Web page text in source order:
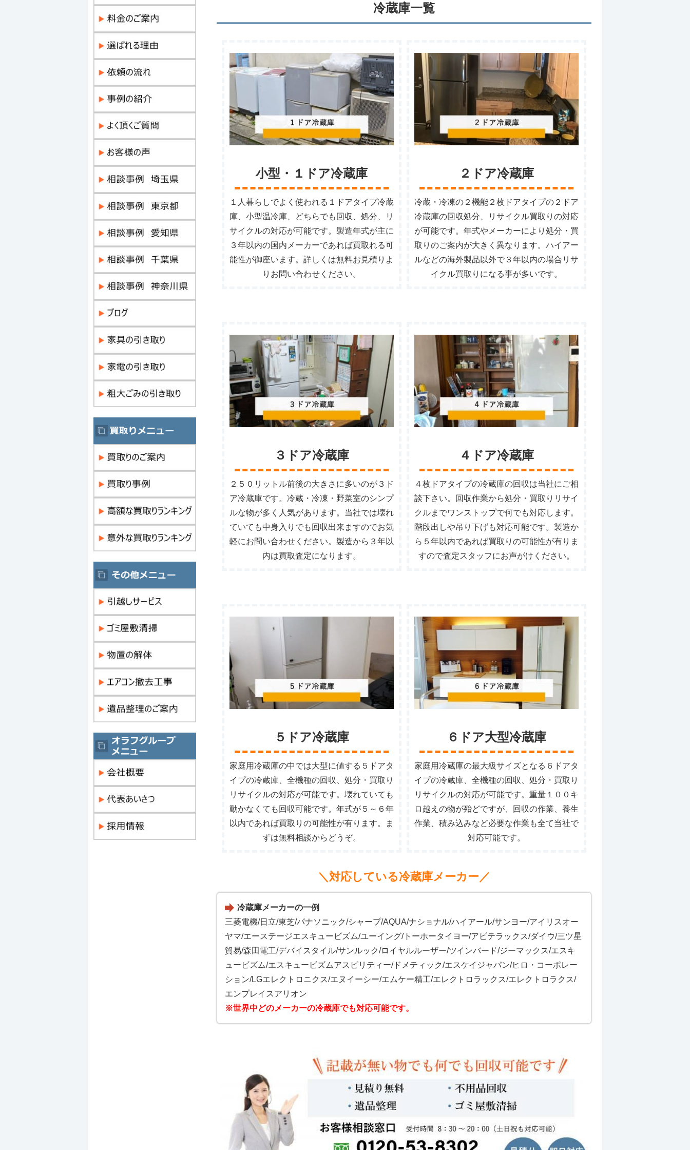
冷蔵庫一覧
小型・１ドア冷蔵庫
１人暮らしでよく使われる１ドアタイプ冷蔵
庫、小型温冷庫、どちらでも回収、処分、リ
サイクルの対応が可能です。製造年式が主に
３年以内の国内メーカーであれば買取れる可
能性が御座います。詳しくは無料お見積りよ
りお問い合わせください。
２ドア冷蔵庫
冷蔵・冷凍の２機能２枚ドアタイプの２ドア
冷蔵庫の回収処分、リサイクル買取りの対応
が可能です。年式やメーカーにより処分・買
取りのご案内が大きく異なります。ハイアー
ルなどの海外製品以外で３年以内の場合リサ
イクル買取りになる事が多いです。
３ドア冷蔵庫
２５０リットル前後の大きさに多いのが３ド
ア冷蔵庫です。冷蔵・冷凍・野菜室のシンプ
ルな物が多く人気があります。当社では壊れ
ていても中身入りでも回収出来ますのでお気
軽にお問い合わせください。製造から３年以
内は買取査定になります。
４ドア冷蔵庫
４枚ドアタイプの冷蔵庫の回収は当社にご相
談下さい。回収作業から処分・買取りリサイ
クルまでワンストップで何でも対応します。
階段出しや吊り下げも対応可能です。製造か
ら５年以内であれば買取りの可能性が有りま
すので査定スタッフにお声がけください。
５ドア冷蔵庫
家庭用冷蔵庫の中では大型に値する５ドアタ
イプの冷蔵庫、全機種の回収、処分・買取り
リサイクルの対応が可能です。壊れていても
動かなくても回収可能です。年式が５～６年
以内であれば買取りの可能性が有ります。ま
ずは無料相談からどうぞ。
６ドア大型冷蔵庫
家庭用冷蔵庫の最大級サイズとなる６ドアタ
イプの冷蔵庫、全機種の回収、処分・買取り
リサイクルの対応が可能です。重量１００キ
ロ越えの物が殆どですが、回収の作業、養生
作業、積み込みなど必要な作業も全て当社で
対応可能です。
＼対応している冷蔵庫メーカー／
冷蔵庫メーカーの一例
三菱電機/日立/東芝/パナソニック/シャープ/AQUA/ナショナル/ハイアール/サンヨー/アイリスオー
ヤマ/エーステージエスキュービズム/ユーイング/トーホータイヨー/アビテラックス/ダイウ/三ツ星
貿易/森田電工/デバイスタイル/サンルック/ロイヤルルーザー/ツインバード/ジーマックス/エスキ
ュービズム/エスキュービズムアスピリティー/ドメティック/エスケイジャパン/ヒロ・コーポレー
ション/LGエレクトロニクス/エヌイーシー/エムケー精工/エレクトロラックス/エレクトロラクス/
エンプレイスアリオン
※世界中どのメーカーの冷蔵庫でも対応可能です。